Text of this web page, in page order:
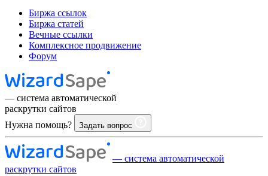
Биржа ссылок
Биржа статей
Вечные ссылки
Комплексное продвижение
Форум
— система автоматической
раскрутки сайтов
Нужна помощь?
Задать вопрос
— система автоматической
раскрутки сайтов